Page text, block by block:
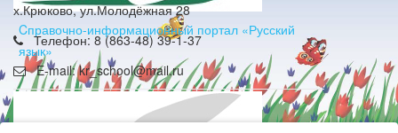
Cправочно-информационный портал «Русский
язык»
х.Крюково, ул.Молодёжная 28
Телефон: 8 (863-48) 39-1-37
E-mail: kr_school@mail.ru